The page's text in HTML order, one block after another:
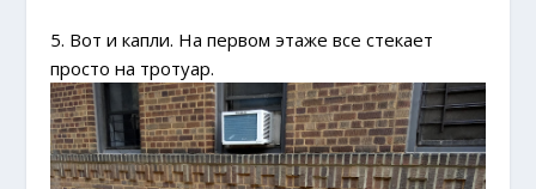
5. Вот и капли. На первом этаже все стекает
просто на тротуар.